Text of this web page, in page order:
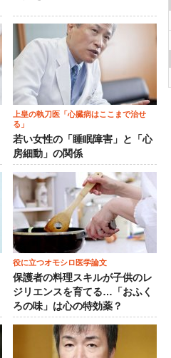
上皇の執刀医「心臓病はここまで治せ
る」
若い女性の「睡眠障害」と「心
房細動」の関係
役に立つオモシロ医学論文
保護者の料理スキルが子供のレ
ジリエンスを育てる…「おふく
ろの味」は心の特効薬？